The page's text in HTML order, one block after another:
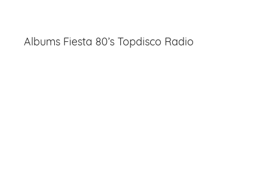
Albums Fiesta 80’s Topdisco Radio